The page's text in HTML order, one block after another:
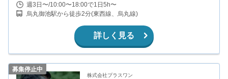
週3日〜/10:00〜18:00で1日5h〜
烏丸御池駅から徒歩2分(東西線、烏丸線)
詳しく見る
募集停止中
株式会社プラスワン